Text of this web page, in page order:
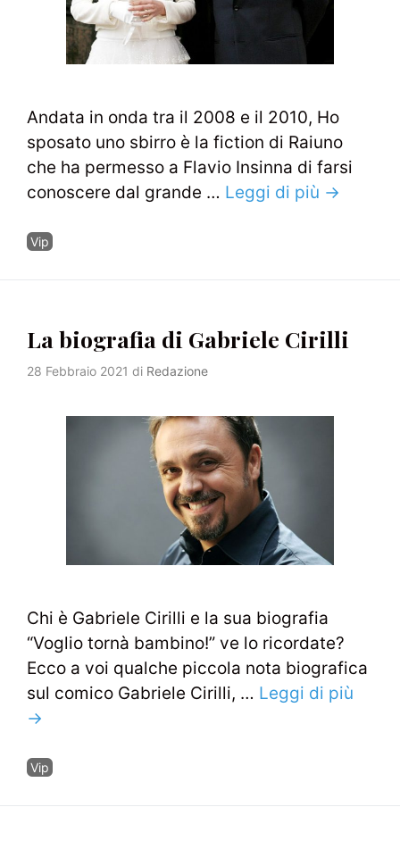
Andata in onda tra il 2008 e il 2010, Ho
sposato uno sbirro è la fiction di Raiuno
che ha permesso a Flavio Insinna di farsi
conoscere dal grande … Leggi di più →
Categorie
Vip
La biografia di Gabriele Cirilli
28 Febbraio 2021 di Redazione
Chi è Gabriele Cirilli e la sua biografia
“Voglio tornà bambino!” ve lo ricordate?
Ecco a voi qualche piccola nota biografica
sul comico Gabriele Cirilli, … Leggi di più
→
Categorie
Vip